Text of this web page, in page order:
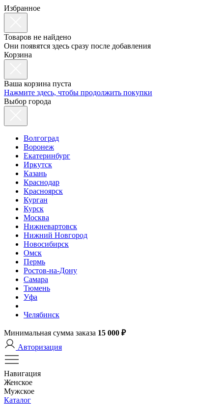
Избранное
Товаров не найдено
Они появятся здесь сразу после добавления
Корзина
Ваша корзина пуста
Нажмите здесь, чтобы продолжить покупки
Выбор города
Волгоград
Воронеж
Екатеринбург
Иркутск
Казань
Краснодар
Красноярск
Курган
Курск
Москва
Нижневартовск
Нижний Новгород
Новосибирск
Омск
Пермь
Ростов-на-Дону
Самара
Тюмень
Уфа
Челябинск
Минимальная сумма заказа 15 000 ₽
Авторизация
Навигация
Женское
Мужское
Каталог